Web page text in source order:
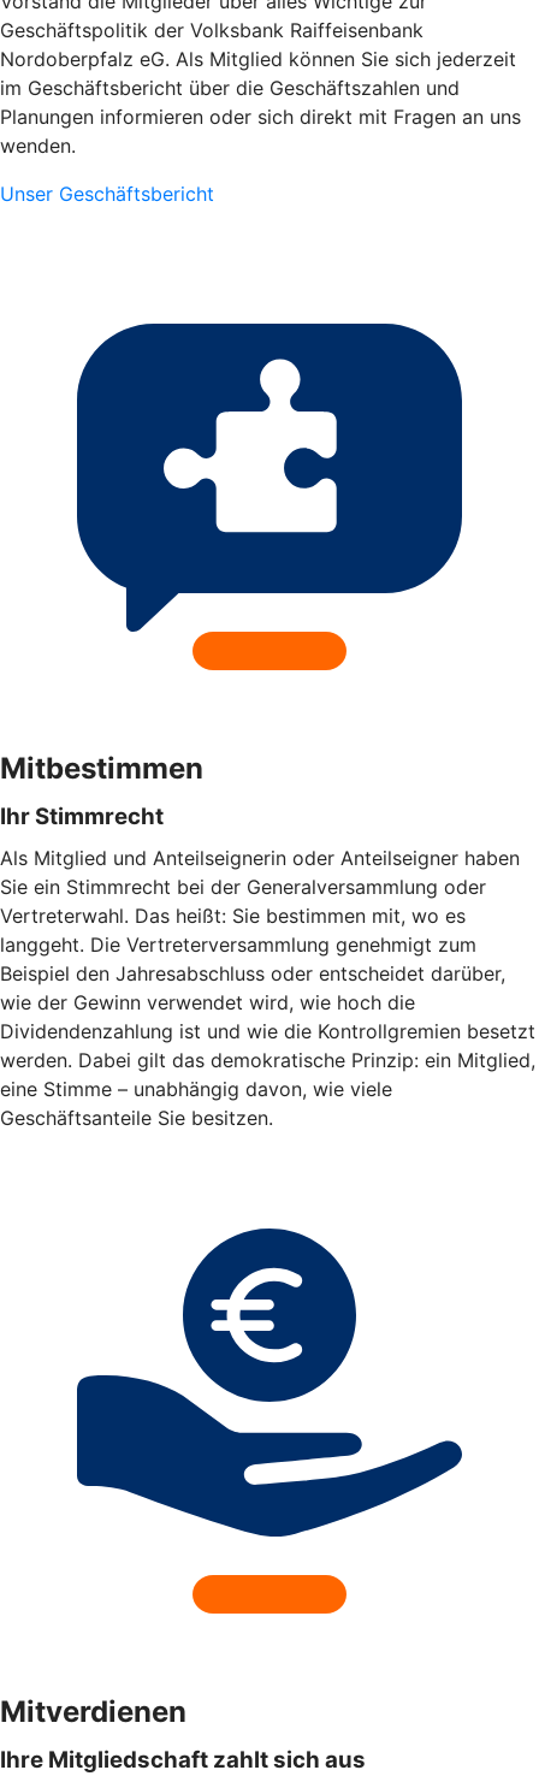
Geschäftspolitik der Volksbank Raiffeisenbank
Nordoberpfalz eG. Als Mitglied können Sie sich jederzeit
im Geschäftsbericht über die Geschäftszahlen und
Planungen informieren oder sich direkt mit Fragen an uns
wenden.
Unser Geschäftsbericht
Mitbestimmen
Ihr Stimmrecht
Als Mitglied und Anteilseignerin oder Anteilseigner haben
Sie ein Stimmrecht bei der Generalversammlung oder
Vertreterwahl. Das heißt: Sie bestimmen mit, wo es
langgeht. Die Vertreterversammlung genehmigt zum
Beispiel den Jahresabschluss oder entscheidet darüber,
wie der Gewinn verwendet wird, wie hoch die
Dividendenzahlung ist und wie die Kontrollgremien besetzt
werden. Dabei gilt das demokratische Prinzip: ein Mitglied,
eine Stimme – unabhängig davon, wie viele
Geschäftsanteile Sie besitzen.
Mitverdienen
Ihre Mitgliedschaft zahlt sich aus